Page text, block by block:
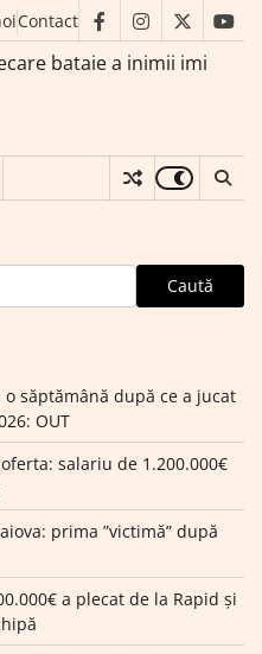
Contact facebookinstagram
twitter
bataie a inimii imi
Caută
săptămână după ce a jucat
OUT
salariu de 1.200.000€
prima ”victimă” după
a plecat de la Rapid și